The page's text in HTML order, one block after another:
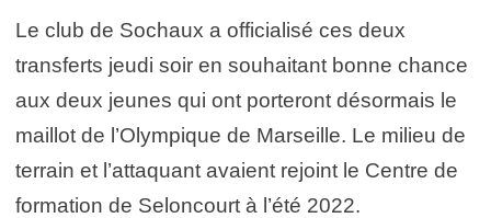
Le club de Sochaux a officialisé ces deux
transferts jeudi soir en souhaitant bonne chance
aux deux jeunes qui ont porteront désormais le
maillot de l’Olympique de Marseille. Le milieu de
terrain et l’attaquant avaient rejoint le Centre de
formation de Seloncourt à l’été 2022.